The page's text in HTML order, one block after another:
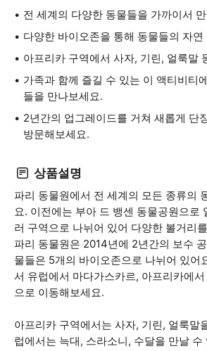
전 세계의 다양한 동물들을 가까이서
다양한 바이오존을 통해 동물들의 자
아프리카 구역에서 사자, 기린, 얼룩말
가족과 함께 즐길 수 있는 이 액티비티
들을 만나보세요.
2년간의 업그레이드를 거쳐 새롭게 단
방문해보세요.
상품설명
파리 동물원에서 전 세계의 모든 종류의
요. 이전에는 부아 드 뱅센 동물공원으로
러 구역으로 나뉘어 있어 다양한 볼거리
파리 동물원은 2014년에 2년간의 보수
물들은 5개의 바이오존으로 나뉘어 있어
서 유럽에서 마다가스카르, 아프리카에
으로 이동해보세요.
아프리카 구역에서는 사자, 기린, 얼룩말
럽에서는 늑대, 스라소니, 수달을 만날 수